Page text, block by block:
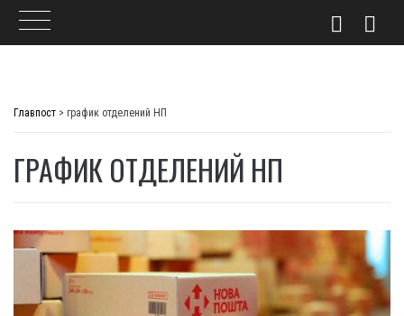
Главпост > график отделений НП
ГРАФИК ОТДЕЛЕНИЙ НП